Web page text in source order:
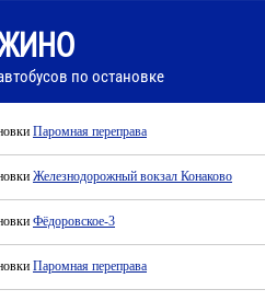
по остановке
Паромная переправа
Железнодорожный вокзал Конаково
Фёдоровское-3
Паромная переправа